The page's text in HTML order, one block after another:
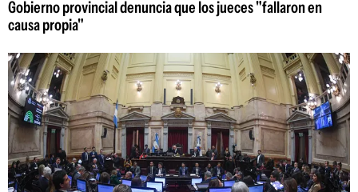
Gobierno provincial denuncia que los jueces "fallaron en
causa propia"